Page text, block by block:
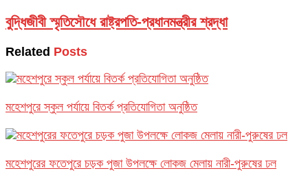
বুদ্ধিজীবী স্মৃতিসৌধে রাষ্ট্রপতি-প্রধানমন্ত্রীর শ্রদ্ধা
Related Posts
মহেশপুরে স্কুল পর্যায়ে বিতর্ক প্রতিযোগিতা অনুষ্ঠিত
মহেশপুরের ফতেপুরে চড়ক পুজা উপলক্ষে লোকজ মেলায় নারী-পুরুষের ঢল